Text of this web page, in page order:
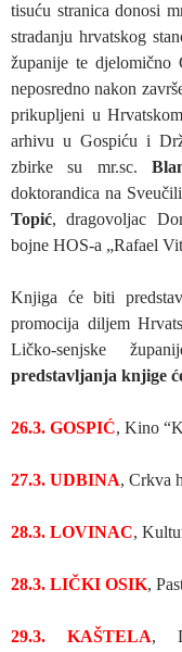
tisuću stranica donosi
stradanju hrvatskog
županije te djelomično
neposredno nakon
prikupljeni u
arhivu u Gospiću i
zbirke su mr.sc.
doktorandica na
Topić, dragovoljac
bojne HOS-a „Rafael
Knjiga će biti
promocija diljem
Ličko-senjske
predstavljanja knjige
26.3. GOSPIĆ, Kino
27.3. UDBINA, Crkva
28.3. LOVINAC,
28.3. LIČKI OSIK,
29.3. KAŠTELA,